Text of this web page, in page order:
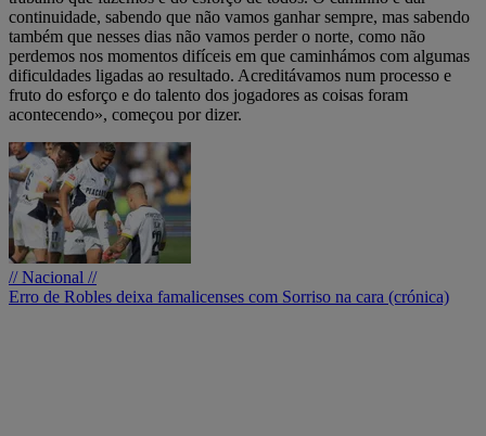
continuidade, sabendo que não vamos ganhar sempre, mas sabendo
também que nesses dias não vamos perder o norte, como não
perdemos nos momentos difíceis em que caminhámos com algumas
dificuldades ligadas ao resultado. Acreditávamos num processo e
fruto do esforço e do talento dos jogadores as coisas foram
acontecendo», começou por dizer.
// Nacional //
Erro de Robles deixa famalicenses com Sorriso na cara (crónica)